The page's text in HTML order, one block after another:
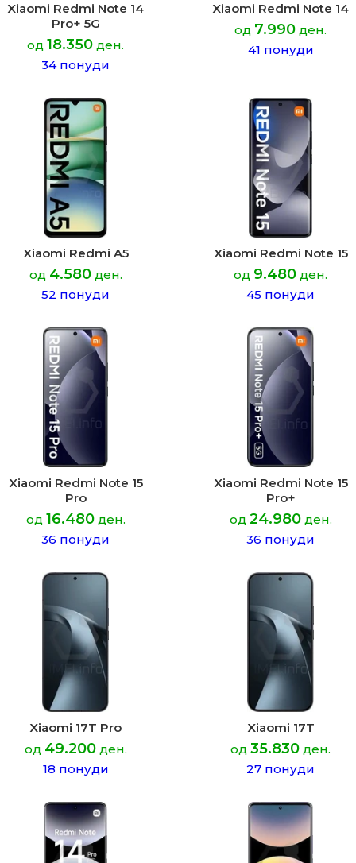
Xiaomi Redmi Note 14
Pro+ 5G
од 18.350 ден.
34 понуди
Xiaomi Redmi Note 14
од 7.990 ден.
41 понуди
Xiaomi Redmi A5
од 4.580 ден.
52 понуди
Xiaomi Redmi Note 15
од 9.480 ден.
45 понуди
Xiaomi Redmi Note 15
Pro
од 16.480 ден.
36 понуди
Xiaomi Redmi Note 15
Pro+
од 24.980 ден.
36 понуди
Xiaomi 17T Pro
од 49.200 ден.
18 понуди
Xiaomi 17T
од 35.830 ден.
27 понуди